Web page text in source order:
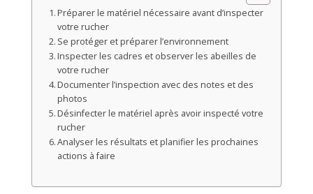
Préparer le matériel nécessaire avant d’inspecter
votre rucher
Se protéger et préparer l’environnement
Inspecter les cadres et observer les abeilles de
votre rucher
Documenter l’inspection avec des notes et des
photos
Désinfecter le matériel après avoir inspecté votre
rucher
Analyser les résultats et planifier les prochaines
actions à faire